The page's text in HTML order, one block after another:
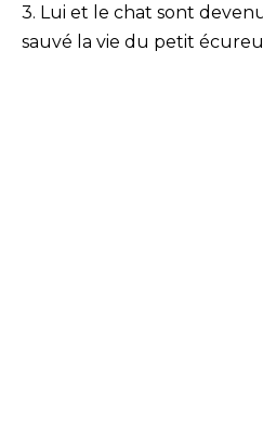
3. Lui et le chat sont
sauvé la vie du petit